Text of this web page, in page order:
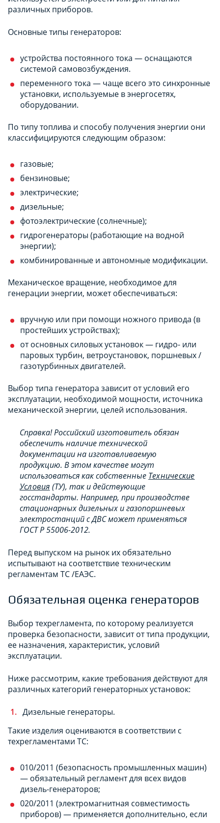
различных приборов.
Основные типы генераторов:
устройства постоянного тока — оснащаются
системой самовозбуждения.
переменного тока — чаще всего это синхронные
установки, используемые в энергосетях,
оборудовании.
По типу топлива и способу получения энергии они
классифицируются следующим образом:
газовые;
бензиновые;
электрические;
дизельные;
фотоэлектрические (солнечные);
гидрогенераторы (работающие на водной
энергии);
комбинированные и автономные модификации.
Механическое вращение, необходимое для
генерации энергии, может обеспечиваться:
вручную или при помощи ножного привода (в
простейших устройствах);
от основных силовых установок — гидро- или
паровых турбин, ветроустановок, поршневых /
газотурбинных двигателей.
Выбор типа генератора зависит от условий его
эксплуатации, необходимой мощности, источника
механической энергии, целей использования.
Справка! Российский изготовитель обязан
обеспечить наличие технической
документации на изготавливаемую
продукцию. В этом качестве могут
использоваться как собственные Технические
Условия (ТУ), так и действующие
госстандарты. Например, при производстве
стационарных дизельных и газопоршневых
электростанций с ДВС может применяться
ГОСТ Р 55006-2012.
Перед выпуском на рынок их обязательно
испытывают на соответствие техническим
регламентам ТС /ЕАЭС.
Обязательная оценка генераторов
Выбор техрегламента, по которому реализуется
проверка безопасности, зависит от типа продукции,
ее назначения, характеристик, условий
эксплуатации.
Ниже рассмотрим, какие требования действуют для
различных категорий генераторных установок:
Дизельные генераторы.
Такие изделия оцениваются в соответствии с
техрегламентами ТС:
010/2011 (безопасность промышленных машин)
— обязательный регламент для всех видов
дизель-генераторов;
020/2011 (электромагнитная совместимость
приборов) — применяется дополнительно, если